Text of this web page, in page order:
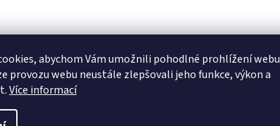
abychom Vám umožnili pohodlné prohlížení webu
provozu webu neustále zlepšovali jeho funkce, výkon a
Více informací